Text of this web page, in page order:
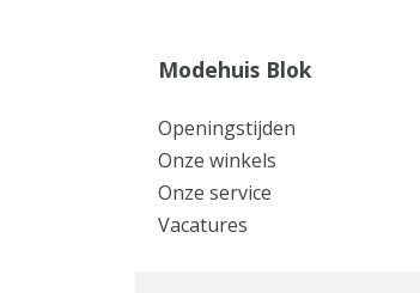
Modehuis Blok
Openingstijden
Onze winkels
Onze service
Vacatures